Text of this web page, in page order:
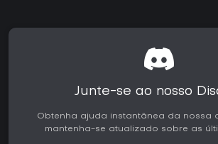
Junte-se ao nosso
Obtenha ajuda instantânea da nossa
mantenha-se atualizado sobre as